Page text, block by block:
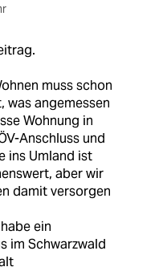
muss schon
was angemessen
Wohnung in
Anschluss und
ins Umland ist
aber wir
damit versorgen
ein
im Schwarzwald